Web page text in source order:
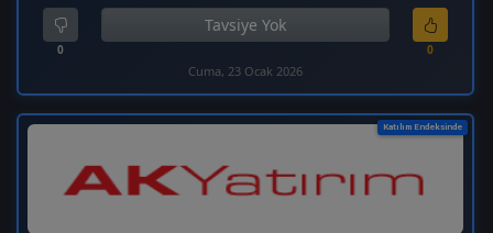
0
Tavsiye Yok
0
Cuma, 23 Ocak 2026
Katılım Endeksinde